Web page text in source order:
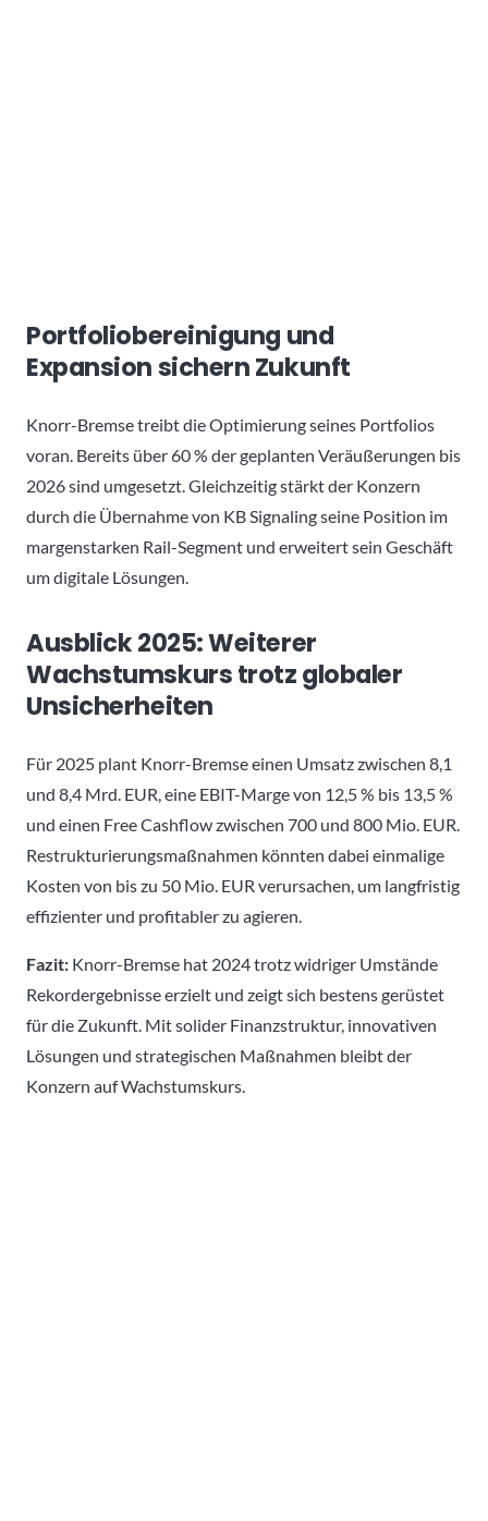
Portfoliobereinigung und
Expansion sichern Zukunft
Knorr-Bremse treibt die Optimierung seines Portfolios
voran. Bereits über 60 % der geplanten Veräußerungen bis
2026 sind umgesetzt. Gleichzeitig stärkt der Konzern
durch die Übernahme von KB Signaling seine Position im
margenstarken Rail-Segment und erweitert sein Geschäft
um digitale Lösungen.
Ausblick 2025: Weiterer
Wachstumskurs trotz globaler
Unsicherheiten
Für 2025 plant Knorr-Bremse einen Umsatz zwischen 8,1
und 8,4 Mrd. EUR, eine EBIT-Marge von 12,5 % bis 13,5 %
und einen Free Cashflow zwischen 700 und 800 Mio. EUR.
Restrukturierungsmaßnahmen könnten dabei einmalige
Kosten von bis zu 50 Mio. EUR verursachen, um langfristig
effizienter und profitabler zu agieren.
Fazit: Knorr-Bremse hat 2024 trotz widriger Umstände
Rekordergebnisse erzielt und zeigt sich bestens gerüstet
für die Zukunft. Mit solider Finanzstruktur, innovativen
Lösungen und strategischen Maßnahmen bleibt der
Konzern auf Wachstumskurs.